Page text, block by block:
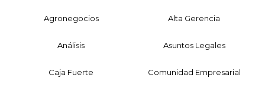
Agronegocios Alta Gerencia
Análisis Asuntos Legales
Caja Fuerte Comunidad Empresarial